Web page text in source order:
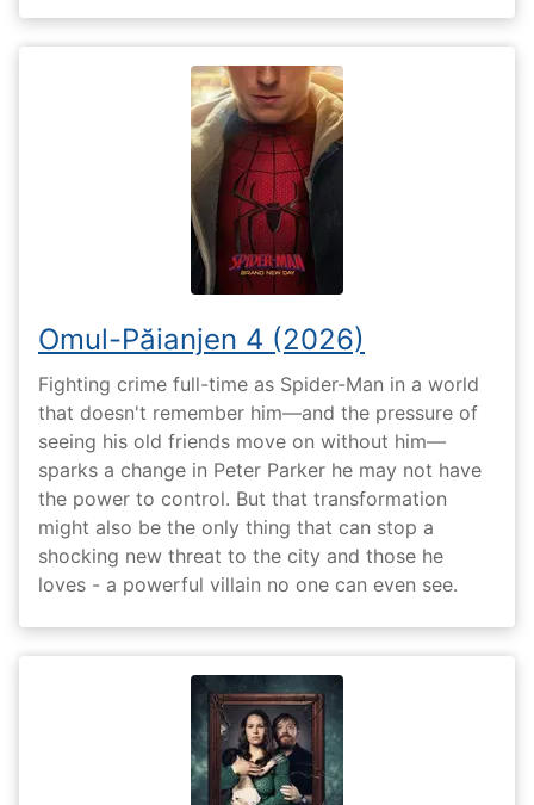
Omul-Păianjen 4 (2026)
Fighting crime full-time as Spider-Man in a world
that doesn't remember him—and the pressure of
seeing his old friends move on without him—
sparks a change in Peter Parker he may not have
the power to control. But that transformation
might also be the only thing that can stop a
shocking new threat to the city and those he
loves - a powerful villain no one can even see.